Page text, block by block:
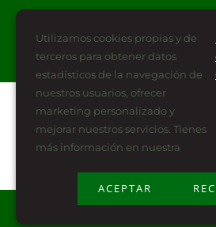
Plan de Recuperación,
financiado por la Unión Europea -
Utilizamos cookies propias y de
terceros para obtener datos
estadísticos de la navegación de
nuestros usuarios, ofrecer
marketing personalizado y
mejorar nuestros servicios. Tienes
más información en nuestra
ACEPTAR